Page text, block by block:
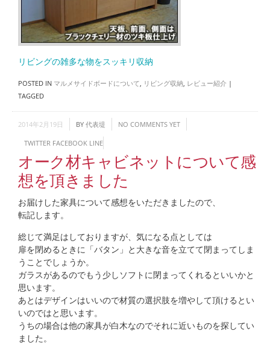
リビングの雑多な物をスッキリ収納
POSTED IN マルメサイドボードについて, リビング収納, レビュー紹介 |
TAGGED
2014年2月19日 BY 代表堤 NO COMMENTS YET
TWITTER FACEBOOK LINE
オーク材キャビネットについて感
想を頂きました
お届けした家具について感想をいただきましたので、
転記します。
総じて満足はしておりますが、気になる点としては
扉を閉めるときに「バタン」と大きな音を立てて閉まってしま
うことでしょうか。
ガラスがあるのでもう少しソフトに閉まってくれるといいかと
思います。
あとはデザインはいいので材質の選択肢を増やして頂けるとい
いのではと思います。
うちの場合は他の家具が白木なのでそれに近いものを探してい
ました。